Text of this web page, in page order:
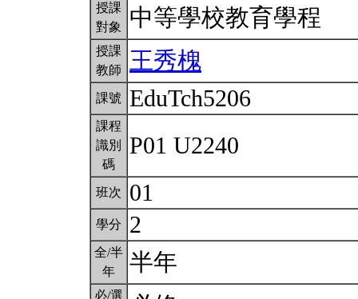
授課
對象
中等學校教育學程
授課
教師
王秀槐
課號 EduTch5206
課程
識別
碼
P01 U2240
班次 01
學分 2
全/半
年
半年
必/選